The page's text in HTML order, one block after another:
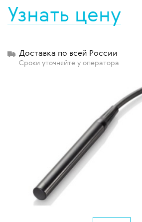
Узнать цену
Доставка по всей России
Сроки уточняйте у оператора